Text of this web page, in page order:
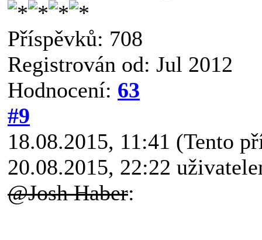
Příspěvků: 708
Registrován od: Jul 2012
Hodnocení: 63
#9
18.08.2015, 11:41 (Tento
20.08.2015, 22:22
@Josh Haber: